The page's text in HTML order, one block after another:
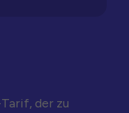
der zu